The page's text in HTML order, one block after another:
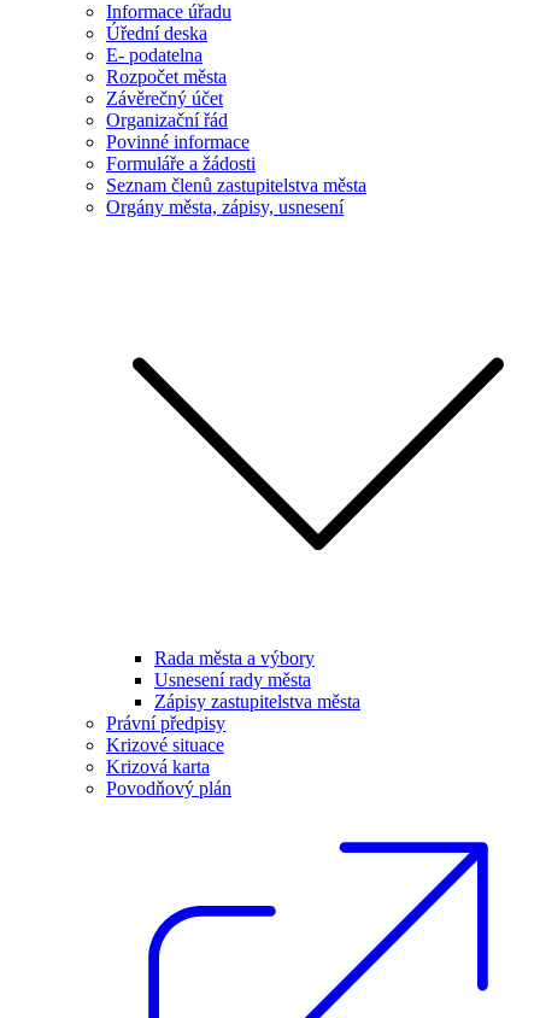
Informace úřadu
Úřední deska
E- podatelna
Rozpočet města
Závěrečný účet
Organizační řád
Povinné informace
Formuláře a žádosti
Seznam členů zastupitelstva města
Orgány města, zápisy, usnesení
Rada města a výbory
Usnesení rady města
Zápisy zastupitelstva města
Právní předpisy
Krizové situace
Krizová karta
Povodňový plán